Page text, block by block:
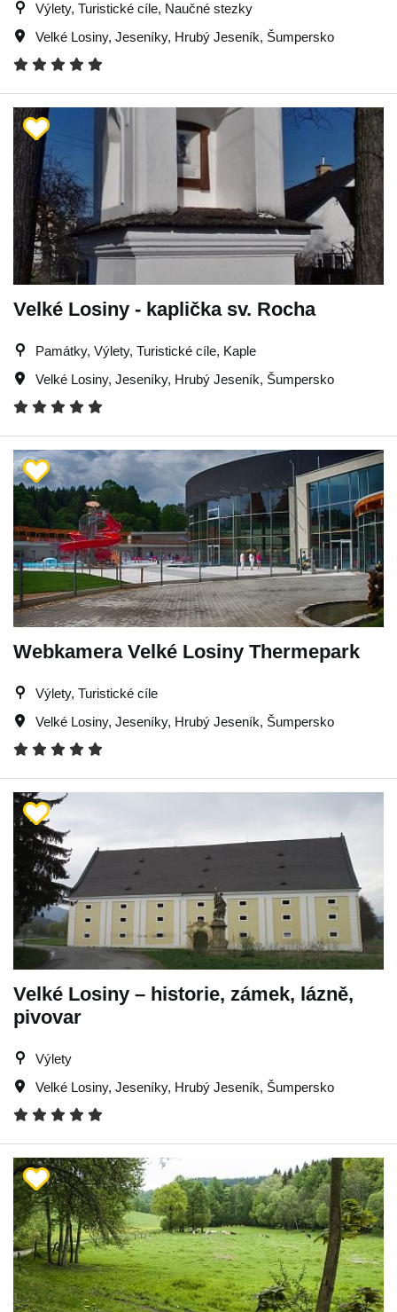
Výlety, Turistické cíle, Naučné stezky
Velké Losiny, Jeseníky, Hrubý Jeseník, Šumpersko
Velké Losiny - kaplička sv. Rocha
Památky, Výlety, Turistické cíle, Kaple
Velké Losiny, Jeseníky, Hrubý Jeseník, Šumpersko
Webkamera Velké Losiny Thermepark
Výlety, Turistické cíle
Velké Losiny, Jeseníky, Hrubý Jeseník, Šumpersko
Velké Losiny – historie, zámek, lázně,
pivovar
Výlety
Velké Losiny, Jeseníky, Hrubý Jeseník, Šumpersko